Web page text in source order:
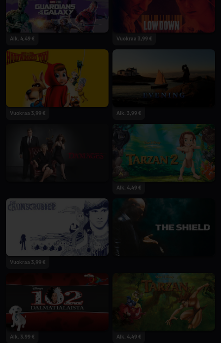
Alk. 4,49 € Vuokraa 3,99 €
Vuokraa 3,99 € Alk. 3,99 €
Alk. 4,49 €
Vuokraa 3,99 €
Alk. 3,99 € Alk. 4,49 €